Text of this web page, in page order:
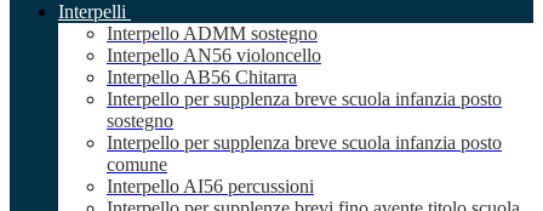
Interpelli
Interpello ADMM sostegno
Interpello AN56 violoncello
Interpello AB56 Chitarra
Interpello per supplenza breve scuola infanzia posto
sostegno
Interpello per supplenza breve scuola infanzia posto
comune
Interpello AI56 percussioni